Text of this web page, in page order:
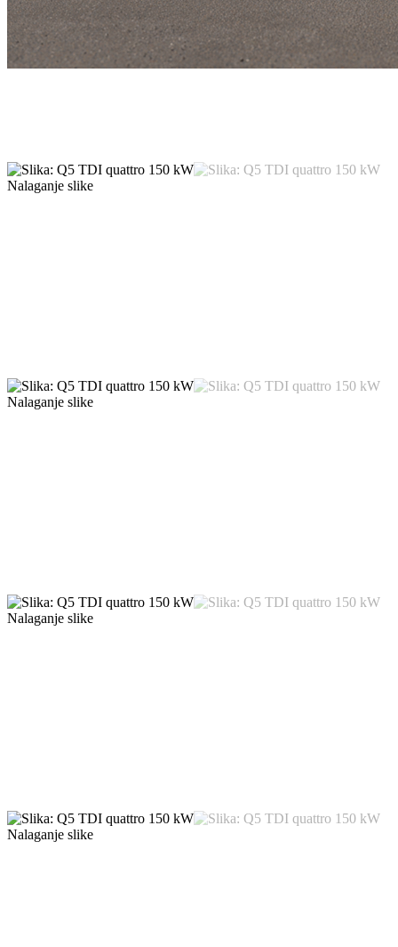
Nalaganje slike
Nalaganje slike
Nalaganje slike
Nalaganje slike